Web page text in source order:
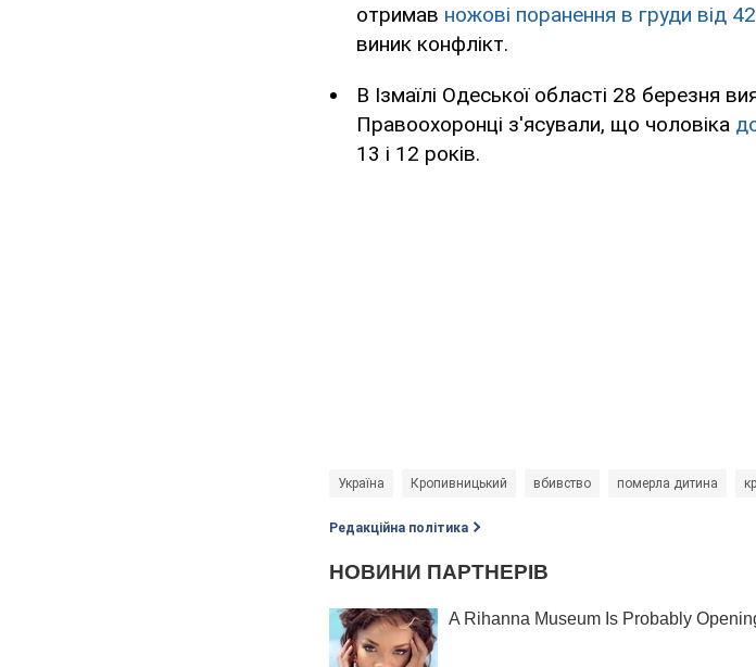
отримав ножові поранення в груди від
виник конфлікт.
В Ізмаїлі Одеської області 28 березня
Правоохоронці з'ясували, що чоловіка
13 і 12 років.
Україна Кропивницький вбивство померла дитина
Редакційна політика